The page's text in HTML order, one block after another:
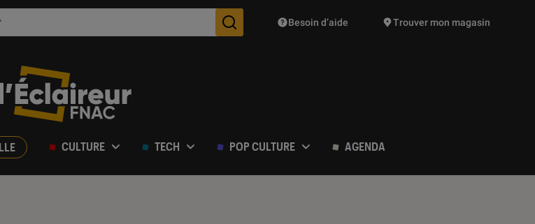
Des suggestions de produits vont vous être proposées
Besoin d’aide Trouver mon magasin
CULTURE TECH POP CULTURE AGENDA